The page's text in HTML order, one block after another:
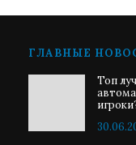
ГЛАВНЫЕ
Топ